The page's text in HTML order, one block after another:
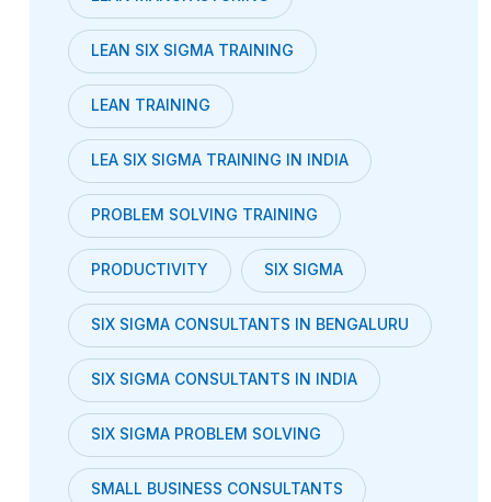
LEAN SIX SIGMA TRAINING
LEAN TRAINING
LEA SIX SIGMA TRAINING IN INDIA
PROBLEM SOLVING TRAINING
PRODUCTIVITY SIX SIGMA
SIX SIGMA CONSULTANTS IN BENGALURU
SIX SIGMA CONSULTANTS IN INDIA
SIX SIGMA PROBLEM SOLVING
SMALL BUSINESS CONSULTANTS